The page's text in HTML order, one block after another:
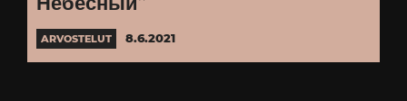
Небесный”
ARVOSTELUT 8.6.2021